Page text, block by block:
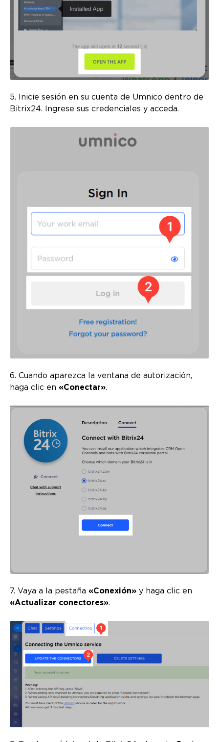
5. Inicie sesión en su cuenta de Umnico dentro de
Bitrix24. Ingrese sus credenciales y acceda.
6. Cuando aparezca la ventana de autorización,
haga clic en «Conectar».
7. Vaya a la pestaña «Conexión» y haga clic en
«Actualizar conectores».